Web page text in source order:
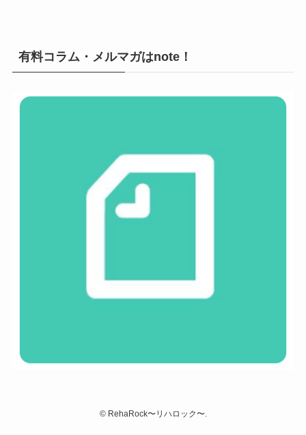
有料コラム・メルマガはnote！
©RehaRock〜リハロック〜.